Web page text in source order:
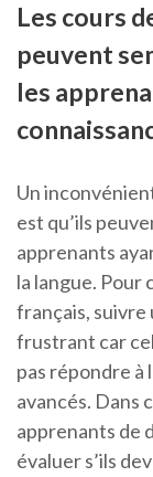
Les cours
peuvent
les
Un
est qu’ils
apprenants
la langue. Pour
français, suivre
frustrant car
pas répondre à
avancés. Dans
apprenants de
évaluer s’ils